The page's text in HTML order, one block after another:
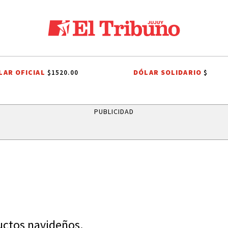
LEY DE PROPIEDAD PRIVADA LEY DE TIERRAS CANDELA
OFICIAL $1520.00 DÓLAR SOLIDARIO$
PUBLICIDAD
navideños.